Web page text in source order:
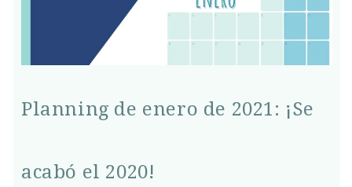
Planning de enero de 2021: ¡Se
acabó el 2020!